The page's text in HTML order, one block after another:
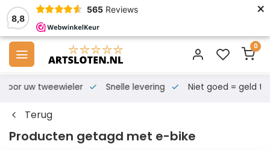
8,8
565 Reviews ×
0
voor uw tweewieler Snelle levering Niet goed = geld
Terug
Producten getagd met e-bike